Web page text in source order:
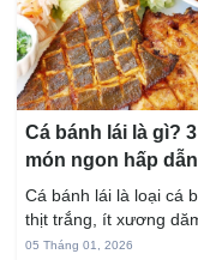
Cá bánh lái là gì? 3
món ngon hấp
cá bánh lái
Cá bánh lái là loại cá
thịt trắng, ít xương
vị ngọt và rất dễ ăn khi
05 Tháng 01, 2026